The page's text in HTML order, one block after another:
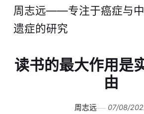
周志远——专注于癌症与
遗症的研究
读书的最大作用是
由
周志远 07/08/